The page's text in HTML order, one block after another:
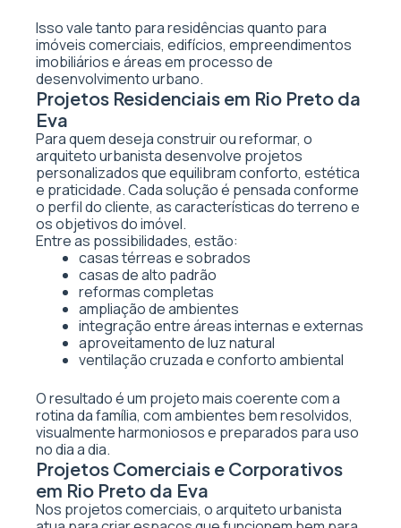
Isso vale tanto para residências quanto para
imóveis comerciais, edifícios, empreendimentos
imobiliários e áreas em processo de
desenvolvimento urbano.
Projetos Residenciais em Rio Preto da
Eva
Para quem deseja construir ou reformar, o
arquiteto urbanista desenvolve projetos
personalizados que equilibram conforto, estética
e praticidade. Cada solução é pensada conforme
o perfil do cliente, as características do terreno e
os objetivos do imóvel.
Entre as possibilidades, estão:
casas térreas e sobrados
casas de alto padrão
reformas completas
ampliação de ambientes
integração entre áreas internas e externas
aproveitamento de luz natural
ventilação cruzada e conforto ambiental
O resultado é um projeto mais coerente com a
rotina da família, com ambientes bem resolvidos,
visualmente harmoniosos e preparados para uso
no dia a dia.
Projetos Comerciais e Corporativos
em Rio Preto da Eva
Nos projetos comerciais, o arquiteto urbanista